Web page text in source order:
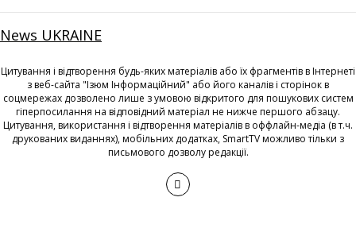
News UKRAINE
Цитування і відтворення будь-яких матеріалів або їх фрагментів в Інтернеті
з веб-сайта "Ізюм Інформаційний" або його каналів і сторінок в
соцмережах дозволено лише з умовою відкритого для пошукових систем
гіперпосилання на відповідний матеріал не нижче першого абзацу.
Цитування, використання і відтворення матеріалів в оффлайн-медіа (в т.ч.
друкованих виданнях), мобільних додатках, SmartTV можливо тільки з
письмового дозволу редакції.